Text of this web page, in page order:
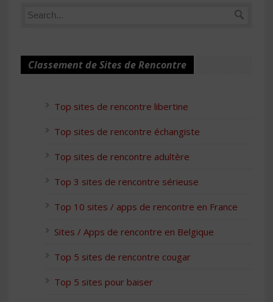
Classement de Sites de Rencontre
Top sites de rencontre libertine
Top sites de rencontre échangiste
Top sites de rencontre adultère
Top 3 sites de rencontre sérieuse
Top 10 sites / apps de rencontre en France
Sites / Apps de rencontre en Belgique
Top 5 sites de rencontre cougar
Top 5 sites pour baiser